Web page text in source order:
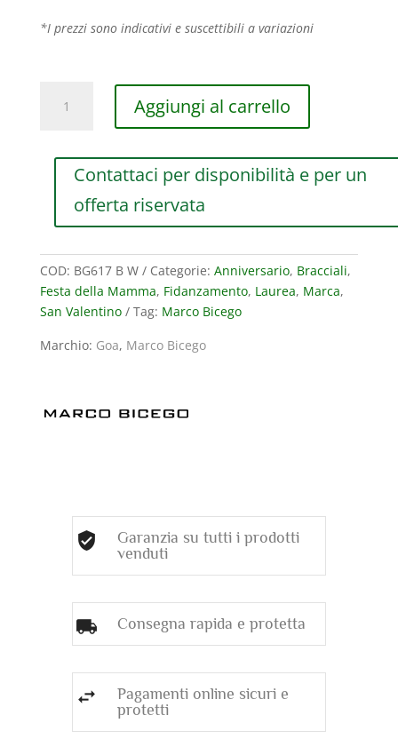
*I prezzi sono indicativi e suscettibili a variazioni
MARCO
BIANCO
DIAMANTI
(ct.0,15)
quantità
Aggiungi al carrello
Contattaci per disponibilità e per un
offerta riservata
COD: BG617 B W Categorie: Anniversario, Bracciali,
Festa della Mamma, Fidanzamento, Laurea, Marca,
San Valentino
Tag: Marco Bicego
Marchio: Goa, Marco Bicego
Garanzia su tutti i prodotti
venduti
Consegna rapida e protetta
Pagamenti online sicuri e
protetti